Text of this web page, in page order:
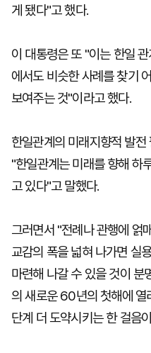
게 됐다"고 했다.
이 대통령은 또 "이는 한일
에서도 비슷한 사례를 찾기
보여주는 것"이라고 했다.
한일관계의 미래지향적 발
"한일관계는 미래를 향해 하
고 있다"고 말했다.
그러면서 "전례나 관행에 얽
교감의 폭을 넓혀 나가면 실
마련해 나갈 수 있을 것이 분
의 새로운 60년의 첫해에 열
단계 더 도약시키는 한 걸음